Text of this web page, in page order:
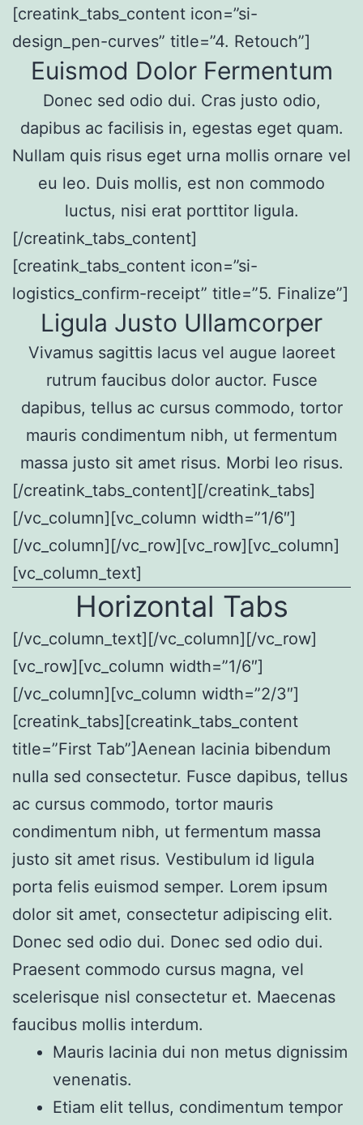
[creatink_tabs_content icon=”si-
design_pen-curves” title=”4. Retouch”]
Euismod Dolor Fermentum
Donec sed odio dui. Cras justo odio,
dapibus ac facilisis in, egestas eget quam.
Nullam quis risus eget urna mollis ornare vel
eu leo. Duis mollis, est non commodo
luctus, nisi erat porttitor ligula.
[/creatink_tabs_content]
[creatink_tabs_content icon=”si-
logistics_confirm-receipt” title=”5. Finalize”]
Ligula Justo Ullamcorper
Vivamus sagittis lacus vel augue laoreet
rutrum faucibus dolor auctor. Fusce
dapibus, tellus ac cursus commodo, tortor
mauris condimentum nibh, ut fermentum
massa justo sit amet risus. Morbi leo risus.
[/creatink_tabs_content][/creatink_tabs]
[/vc_column][vc_column width=”1/6″]
[/vc_column][/vc_row][vc_row][vc_column]
[vc_column_text]
Horizontal Tabs
[/vc_column_text][/vc_column][/vc_row]
[vc_row][vc_column width=”1/6″]
[/vc_column][vc_column width=”2/3″]
[creatink_tabs][creatink_tabs_content
title=”First Tab”]Aenean lacinia bibendum
nulla sed consectetur. Fusce dapibus, tellus
ac cursus commodo, tortor mauris
condimentum nibh, ut fermentum massa
justo sit amet risus. Vestibulum id ligula
porta felis euismod semper. Lorem ipsum
dolor sit amet, consectetur adipiscing elit.
Donec sed odio dui. Donec sed odio dui.
Praesent commodo cursus magna, vel
scelerisque nisl consectetur et. Maecenas
faucibus mollis interdum.
Mauris lacinia dui non metus dignissim
venenatis.
Etiam elit tellus, condimentum tempor